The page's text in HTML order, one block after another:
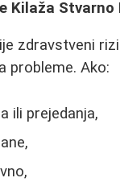
Kilaža Stvarno
zdravstveni
probleme. Ako:
ili prejedanja,